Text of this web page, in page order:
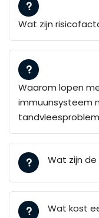
Wat zijn
Waarom lopen
immuunsysteem
Wat zijn
Wat kost